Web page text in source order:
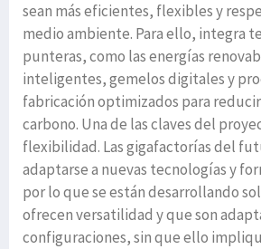
sean más eficientes, flexibles y
medio ambiente. Para ello, integra
punteras, como las energías
inteligentes, gemelos digitales y
fabricación optimizados para
carbono. Una de las claves del
flexibilidad. Las gigafactorías del
adaptarse a nuevas tecnologías y
por lo que se están desarrollando
ofrecen versatilidad y que son
configuraciones, sin que ello